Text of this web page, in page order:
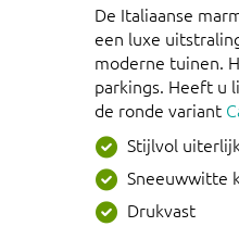
De Italiaanse
een luxe
moderne tuinen.
parkings. Heeft u
de ronde variant
Stijlvol uiterlijk
Sneeuwwitte
Drukvast